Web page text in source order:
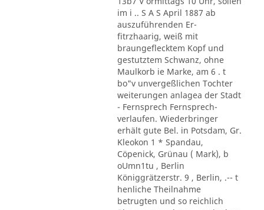
im i .. S A S April 1887 ab
auszuführenden Er-
fitrzhaarig, weiß mit
braungeflecktem Kopf und
gestutztem Schwanz, ohne
Maulkorb ie Marke, am 6 . t
bo"v unvergeßlichen Tochter
weiterungen anlagea der Stadt
- Fernsprech Fernsprech-
verlaufen. Wiederbringer
erhält gute Bel. in Potsdam, Gr.
Kleokon 1 * Spandau,
Cöpenick, Grünau ( Mark), b
oUmn1tu , Berlin
Königgrätzerstr. 9 , Berlin, .-- t
henliche Theilnahme
betrugten und so reichlich